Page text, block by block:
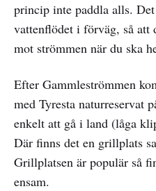
princip inte paddla alls.
vattenflödet i förväg, så att
mot strömmen när du ska
Efter Gammleströmmen
med Tyresta naturreservat
enkelt att gå i land (låga
Där finns det en grillplats
Grillplatsen är populär så
ensam.